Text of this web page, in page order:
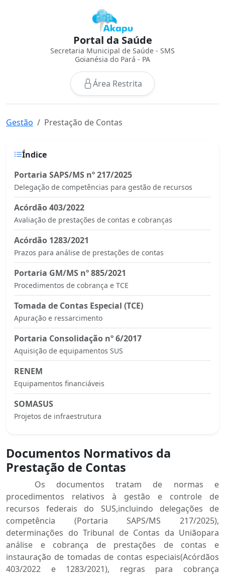
Portal da Saúde
Secretaria Municipal de Saúde - SMS
Goianésia do Pará - PA
Área Restrita
Gestão Prestação de Contas
Índice
Portaria SAPS/MS nº 217/2025
Delegação de competências para gestão de recursos
Acórdão 403/2022
Avaliação de prestações de contas e cobranças
Acórdão 1283/2021
Prazos para análise de prestações de contas
Portaria GM/MS nº 885/2021
Procedimentos de cobrança e TCE
Tomada de Contas Especial (TCE)
Apuração e ressarcimento
Portaria Consolidação nº 6/2017
Aquisição de equipamentos SUS
RENEM
Equipamentos financiáveis
SOMASUS
Projetos de infraestrutura
Documentos Normativos da
Prestação de Contas
Os documentos tratam de normas e
procedimentos relativos à gestão e controle de
recursos federais do SUS,incluindo delegações de
competência (Portaria SAPS/MS 217/2025),
determinações do Tribunal de Contas da Uniãopara
análise e cobrança de prestações de contas e
instauração de tomadas de contas especiais(Acórdãos
403/2022 e 1283/2021), regras para cobrança